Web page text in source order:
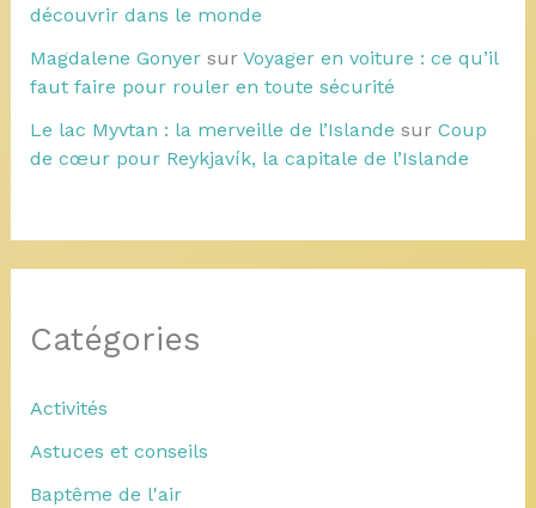
découvrir dans le monde
Magdalene Gonyersur Voyager en voiture : ce qu’il
faut faire pour rouler en toute sécurité
Le lac Myvtan : la merveille de l’Islande sur Coup
de cœur pour Reykjavík, la capitale de l’Islande
Catégories
Activités
Astuces et conseils
Baptême de l'air